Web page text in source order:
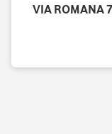
VIA ROMANA